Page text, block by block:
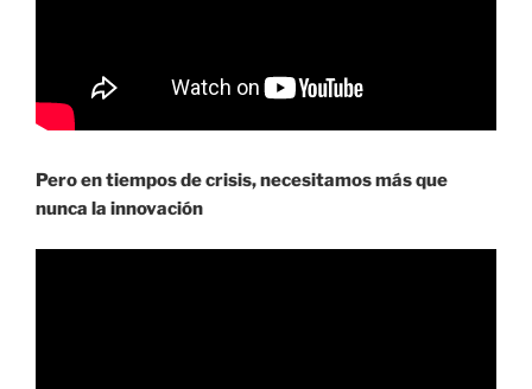
Pero en tiempos de crisis, necesitamos más que
nunca la innovación